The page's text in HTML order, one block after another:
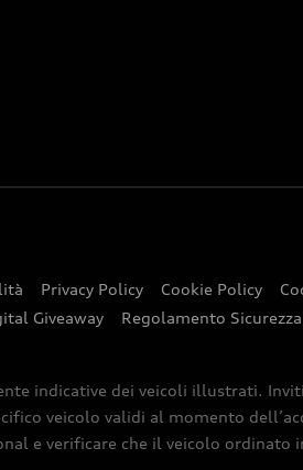
Privacy Policy Cookie Policy
Giveaway Regolamento
indicative dei veicoli illustrati.
veicolo validi al momento
e verificare che il veicolo ordinato